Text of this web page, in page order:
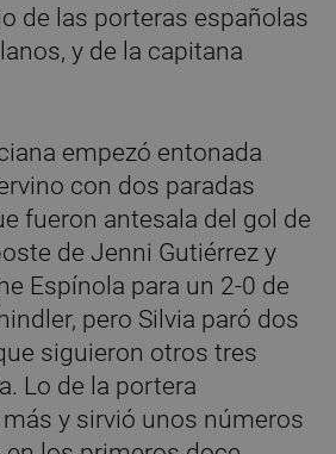
de las porteras españolas
y de la capitana
empezó entonada
con dos paradas
fueron antesala del gol de
de Jenni Gutiérrez y
Espínola para un 2-0 de
pero Silvia paró dos
siguieron otros tres
Lo de la portera
y sirvió unos números